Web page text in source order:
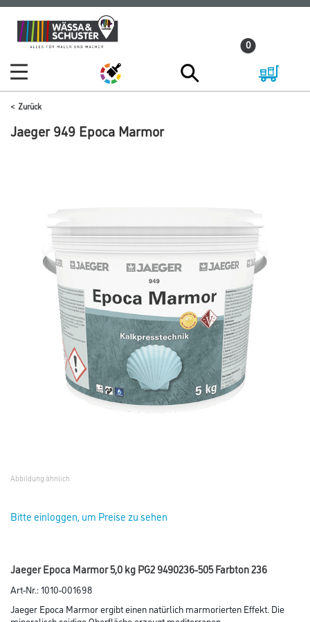
Zum
Inhalt
Zum
Navigationsmenü
0
Zurück
Jaeger 949 Epoca Marmor
Abbildung ähnlich
Bitte einloggen, um Preise zu sehen
Jaeger Epoca Marmor 5,0 kg PG2 9490236-505 Farbton 236
Art-Nr.:1010-001698
Jaeger Epoca Marmor ergibt einen natürlich marmorierten Effekt. Die